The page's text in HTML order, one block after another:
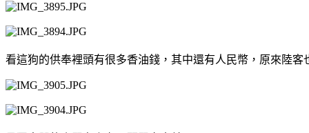
看這狗的供奉裡頭有很多香油錢，其中還有人民幣，原來陸客